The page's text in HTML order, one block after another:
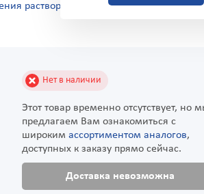
раствора внутривенного и
Нет в наличии
Этот товар временно отсутствует, но
предлагаем Вам ознакомиться с
широким ассортиментом аналогов,
доступных к заказу прямо сейчас.
Доставка невозможна